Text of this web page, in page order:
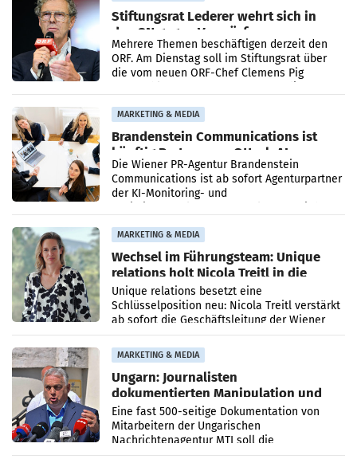
Stiftungsrat Lederer wehrt sich in
den SN gegen Vorwürfe
Mehrere Themen beschäftigen derzeit den
ORF. Am Dienstag soll im Stiftungsrat über
die vom neuen ORF-Chef Clemens Pig
MARKETING & MEDIA
Brandenstein Communications ist
künftig Partner von OtterlyAI
Die Wiener PR-Agentur Brandenstein
Communications ist ab sofort Agenturpartner
der KI-Monitoring- und
MARKETING & MEDIA
Wechsel im Führungsteam: Unique
relations holt Nicola Treitl in die
Geschäftsleitung
Unique relations besetzt eine
Schlüsselposition neu: Nicola Treitl verstärkt
ab sofort die Geschäftsleitung der Wiener
PR-Agentur an der Seite von Josef Kalina und
Anna Kalina-Mahr.
MARKETING & MEDIA
Ungarn: Journalisten
dokumentierten Manipulation und
Zensur
Eine fast 500-seitige Dokumentation von
Mitarbeitern der Ungarischen
Nachrichtenagentur MTI soll die
systematische Nachrichten-Manipulation und